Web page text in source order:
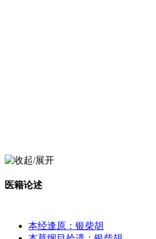
医籍论述
本经逢原：银柴胡